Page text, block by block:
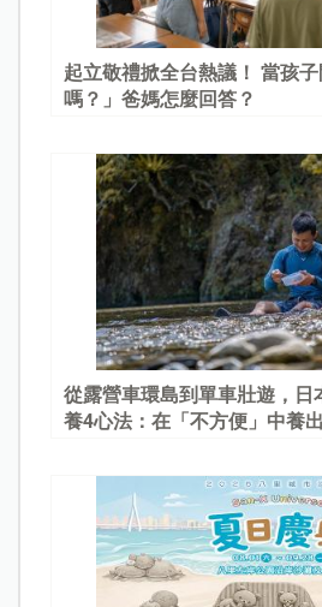
起立敬禮掀全台熱議！ 當孩
嗎？」爸媽怎麼回答？
從露營車環島到單車壯遊，日
養4心法：在「不方便」中養